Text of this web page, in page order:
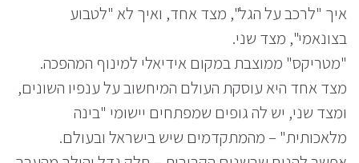
איך "לרכב על הגל", מצד אחד, ואיך לא "לטבוע
בצונאמי", מצד שני.
"מטריקס" ממוצבת במקום אידיאלי למינוף המהפכה.
מצד אחד היא עוסקת העולם המיחשוב על ענפיו השונים,
ומצד שני, יש לה גופים שמפתחים יישומי "בינה
מלאכותית" – מהמתקדמים שיש בישראל ובעולם.